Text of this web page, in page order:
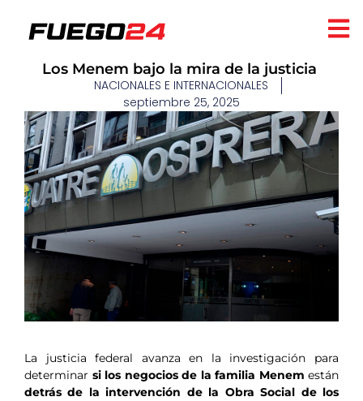
Los Menem bajo la mira de la justicia
NACIONALES E INTERNACIONALES
septiembre 25, 2025
La justicia federal avanza en la investigación para
determinar si los negocios de la familia Menem están
detrás de la intervención de la Obra Social de los